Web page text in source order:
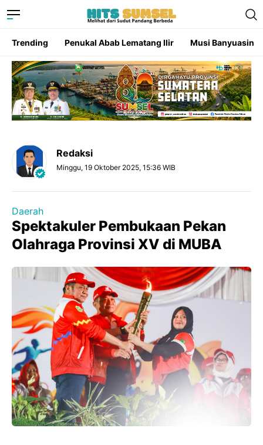
Trending Penukal Abab Lematang Ilir Musi Banyuasin
Redaksi
Minggu, 19 Oktober 2025, 15:36 WIB
Daerah
Spektakuler Pembukaan Pekan
Olahraga Provinsi XV di MUBA